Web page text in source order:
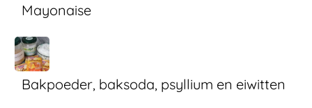
Mayonaise
Bakpoeder, baksoda, psyllium en eiwitten